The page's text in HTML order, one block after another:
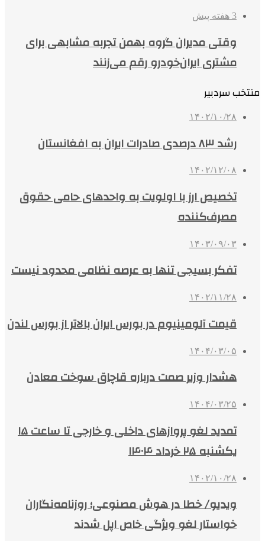
3 هفته پیش
وقتی مدیران گروه بهمن تجربه مشابهی برای
مشتری ایران‌خودرو رقم می‌زنند
منتخب سردبیر
۱۴۰۲/۱۰/۲۸
رشد ۸۳ درصدی صادرات ایران به افغانستان
۱۴۰۲/۱۲/۰۸
تخصیص ارز با اولویت به واحدهای حامی حقوق
مصرف‌کننده
۱۴۰۳/۰۹/۰۳
تفکر بسیجی تنها به عرصه نظامی محدود نیست
۱۴۰۲/۱۱/۲۸
قیمت آلومینیوم در بورس ایران بالاتر از بورس لندن
۱۴۰۴/۰۳/۰۵
هشدار وزیر صمت درباره قاچاق سوخت معادن
۱۴۰۴/۰۳/۲۵
تمدید لغو پروازهای داخلی و خارجی تا ساعت ۱۵
یکشنبه ۲۵ خرداد ۱۴۰۴
۱۴۰۲/۱۰/۲۸
ویدیو/ خطا در هوش مصنوعی؛ روزنامه‌نگاران
خواستار لغو ویژگی خاص اپل شدند